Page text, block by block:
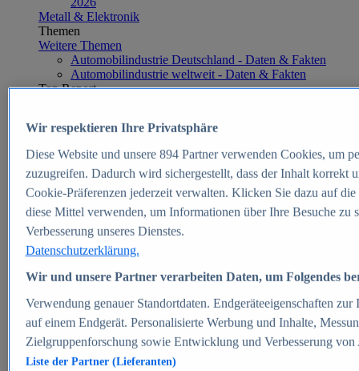
Metall & Elektronik
Themen
Weitere Themen
Automobilindustrie Deutschland - Daten & Fakten
Automobilindustrie weltweit - Daten & Fakten
Top Report
Zum Report
E-commerce
Beliebte Statistiken
Aktuelle Statistiken
E-Commerce - Entwicklung des Umsatzes in
Deutschland 1999-2025
Umsatz von Amazon in Deutschland und weltweit
2010-2025
B2C-E-Commerce: Top-50 Online Shops in
Deutschland 2024
Marktanteile von Online-Zahlungsverfahren in
Deutschland 2024
Umsatzstarke Warengruppen im Online-Handel in
Deutschland 2023-2025
Wir respektieren Ihre Privatsphäre
Diese Website und unsere 894Partner verwenden Cookies, um
zuzugreifen. Dadurch wird sichergestellt, dass der Inhalt korrekt
Cookie-Präferenzen jederzeit verwalten. Klicken Sie dazu auf
diese Mittel verwenden, um Informationen über Ihre Besuche
Verbesserung unseres Dienstes.
Datenschutzerklärung.
Wir und unsere Partner verarbeiten Daten, um Folgendes
Verwendung genauer Standortdaten. Endgeräteeigenschaften
auf einem Endgerät. Personalisierte Werbung und Inhalte,
Zielgruppenforschung sowie Entwicklung und Verbesserung von
Liste der Partner (Lieferanten)